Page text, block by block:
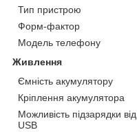
Тип пристрою
Форм-фактор
Модель телефону
Живлення
Ємність акумулятору
Кріплення акумулятора
Можливість підзарядки від
USB